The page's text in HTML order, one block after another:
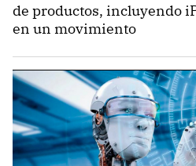
de productos, incluyendo
en un movimiento